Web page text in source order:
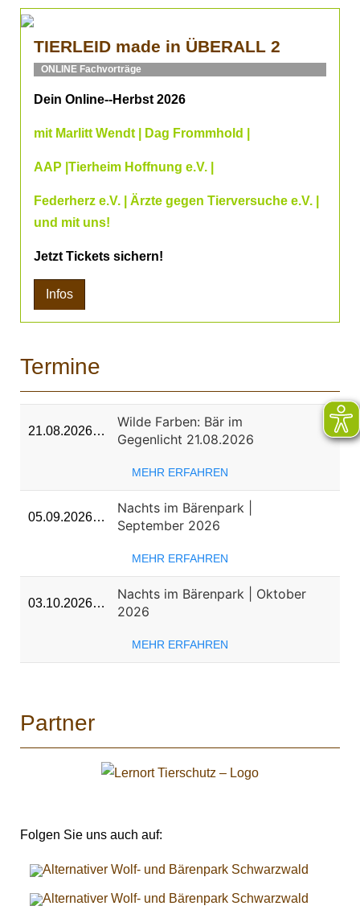
TIERLEID made in ÜBERALL 2
ONLINE Fachvorträge
Dein Online--Herbst 2026
mit Marlitt Wendt | Dag Frommhold |
AAP |Tierheim Hoffnung e.V. |
Federherz e.V. | Ärzte gegen Tierversuche e.V. |
und mit uns!
Jetzt Tickets sichern!
Infos
Termine
21.08.2026…
Wilde Farben: Bär im
Gegenlicht 21.08.2026
MEHR ERFAHREN
05.09.2026…
Nachts im Bärenpark |
September 2026
MEHR ERFAHREN
03.10.2026…
Nachts im Bärenpark | Oktober
2026
MEHR ERFAHREN
Partner
Folgen Sie uns auch auf: